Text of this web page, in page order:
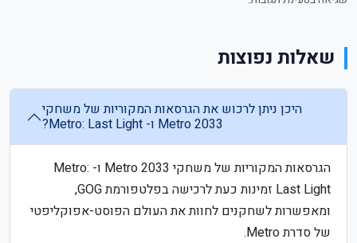
שאלות נפוצות
היכן ניתן לרכוש את הגרסאות המקוריות של משחקי
Metro 2033 ו- Metro: Last Light?
הגרסאות המקוריות של משחקי Metro 2033 ו- Metro:
Last Light זמינות כעת לרכישה בפלטפורמת GOG,
ומאפשרות לשחקנים לחוות את העולם הפוסט-אפוקליפטי
של סדרת Metro.